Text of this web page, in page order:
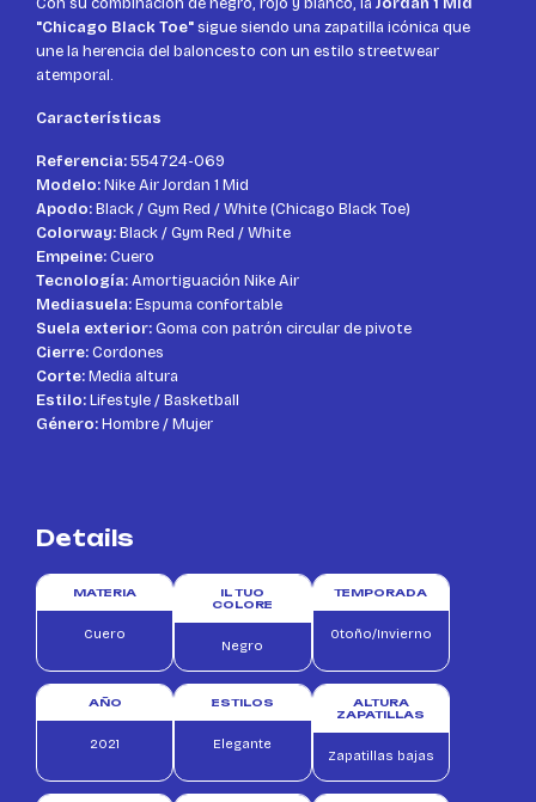
"Chicago Black Toe"sigue siendo una zapatilla icónica que
une la herencia del baloncesto con un estilo streetwear
atemporal.
Características
Referencia:554724-069
Modelo:Nike Air Jordan 1 Mid
Apodo:Black / Gym Red / White (Chicago Black Toe)
Colorway:Black / Gym Red / White
Empeine:Cuero
Tecnología:Amortiguación Nike Air
Mediasuela:Espuma confortable
Suela exterior:Goma con patrón circular de pivote
Cierre:Cordones
Corte:Media altura
Estilo:Lifestyle / Basketball
Género:Hombre / Mujer
Details
MATERIA
Cuero
IL TUO
COLORE
Negro
TEMPORADA
Otoño/Invierno
AÑO
2021
ESTILOS
Elegante
ALTURA
ZAPATILLAS
Zapatillas bajas